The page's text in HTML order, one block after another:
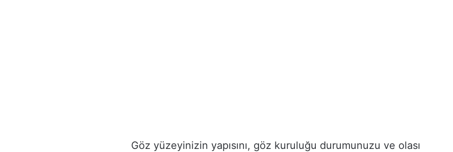
Göz yüzeyinizin yapısını, göz kuruluğu durumunuzu ve olası